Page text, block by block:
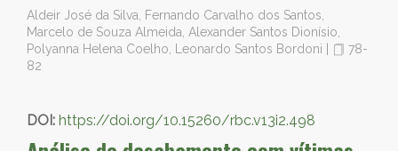
Aldeir José da Silva, Fernando Carvalho dos Santos,
Marcelo de Souza Almeida, Alexander Santos Dionísio,
Polyanna Helena Coelho, Leonardo Santos Bordoni
78-
82
DOI: https://doi.org/10.15260/rbc.v13i2.498